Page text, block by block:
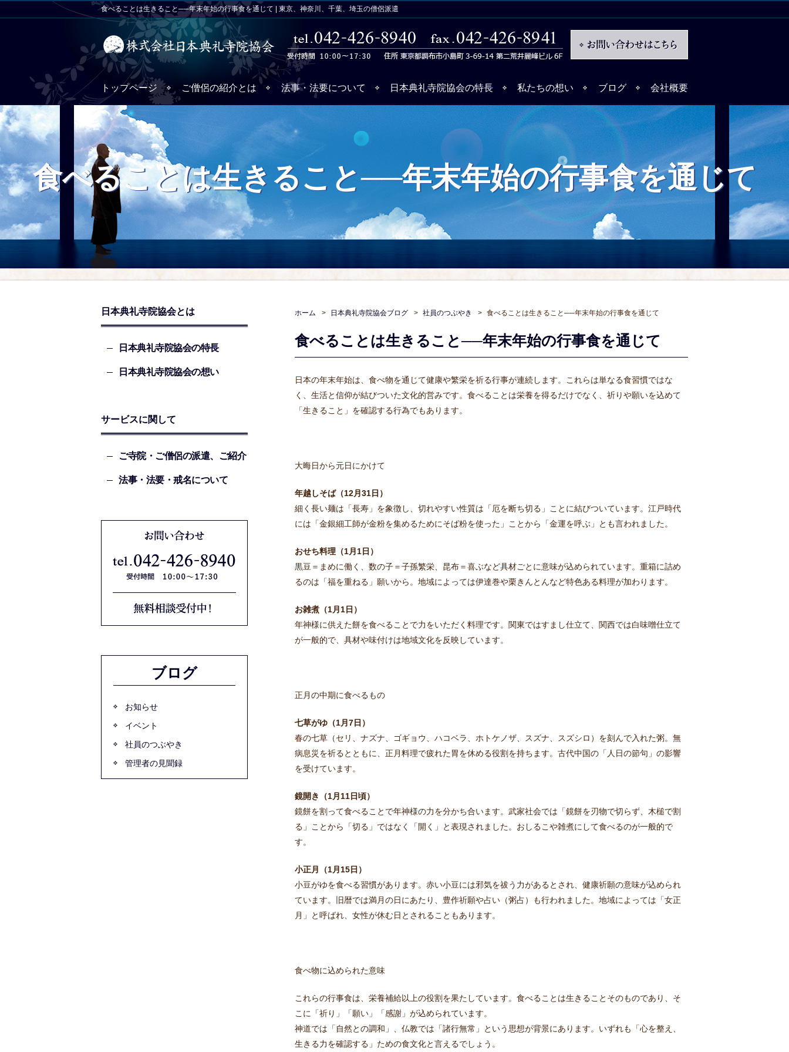
食べることは生きること──年末年始の行事食を通じて | 東京、神奈川、千葉、埼玉の僧侶派遣
トップページ ご僧侶の紹介とは 法事・法要について 日本典礼寺院協会の特長 私たちの想い ブログ 会社概要
食べることは生きること──年末年始の行事食を通じて
ホーム 日本典礼寺院協会ブログ 社員のつぶやき 食べることは生きること──年末年始の行事食を通じて
食べることは生きること──年末年始の行事食を通じて
日本の年末年始は、食べ物を通じて健康や繁栄を祈る行事が連続します。これらは単なる食習慣ではな
く、生活と信仰が結びついた文化的営みです。食べることは栄養を得るだけでなく、祈りや願いを込めて
「生きること」を確認する行為でもあります。
大晦日から元日にかけて
年越しそば（12月31日）
細く長い麺は「長寿」を象徴し、切れやすい性質は「厄を断ち切る」ことに結びついています。江戸時代
には「金銀細工師が金粉を集めるためにそば粉を使った」ことから「金運を呼ぶ」とも言われました。
おせち料理（1月1日）
黒豆＝まめに働く、数の子＝子孫繁栄、昆布＝喜ぶなど具材ごとに意味が込められています。重箱に詰め
るのは「福を重ねる」願いから。地域によっては伊達巻や栗きんとんなど特色ある料理が加わります。
お雑煮（1月1日）
年神様に供えた餅を食べることで力をいただく料理です。関東ではすまし仕立て、関西では白味噌仕立て
が一般的で、具材や味付けは地域文化を反映しています。
正月の中期に食べるもの
七草がゆ（1月7日）
春の七草（セリ、ナズナ、ゴギョウ、ハコベラ、ホトケノザ、スズナ、スズシロ）を刻んで入れた粥。無
病息災を祈るとともに、正月料理で疲れた胃を休める役割を持ちます。古代中国の「人日の節句」の影響
を受けています。
鏡開き（1月11日頃）
鏡餅を割って食べることで年神様の力を分かち合います。武家社会では「鏡餅を刃物で切らず、木槌で割
る」ことから「切る」ではなく「開く」と表現されました。おしるこや雑煮にして食べるのが一般的で
す。
小正月（1月15日）
小豆がゆを食べる習慣があります。赤い小豆には邪気を祓う力があるとされ、健康祈願の意味が込められ
ています。旧暦では満月の日にあたり、豊作祈願や占い（粥占）も行われました。地域によっては「女正
月」と呼ばれ、女性が休む日とされることもあります。
食べ物に込められた意味
これらの行事食は、栄養補給以上の役割を果たしています。食べることは生きることそのものであり、そ
こに「祈り」「願い」「感謝」が込められています。
神道では「自然との調和」、仏教では「諸行無常」という思想が背景にあります。いずれも「心を整え、
生きる力を確認する」ための食文化と言えるでしょう。
日本典礼寺院協会とは
日本典礼寺院協会の特長
日本典礼寺院協会の想い
サービスに関して
ご寺院・ご僧侶の派遣、ご紹介
法事・法要・戒名について
ブログ
お知らせ
イベント
社員のつぶやき
管理者の見聞録